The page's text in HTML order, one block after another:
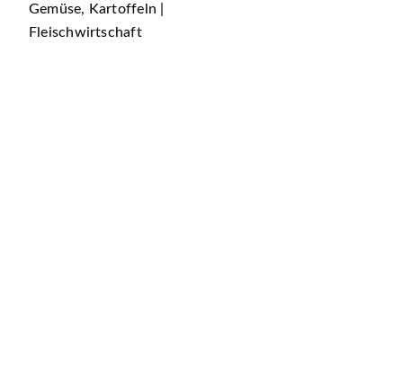
Gemüse, Kartoffeln |
Fleischwirtschaft